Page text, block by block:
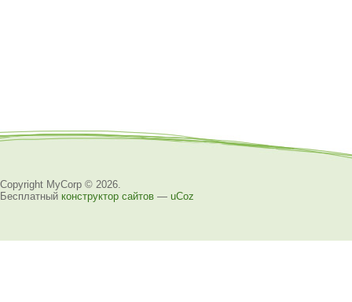
Copyright MyCorp © 2026
Бесплатный конструктор сайтов — uCoz